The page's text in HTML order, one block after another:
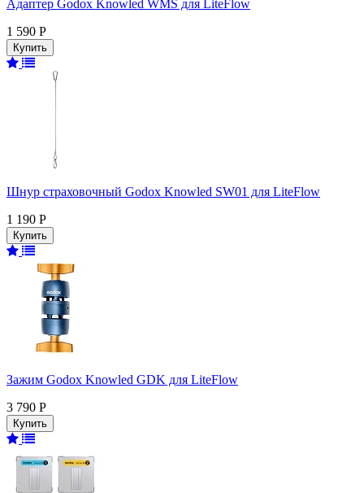
Адаптер Godox Knowled WMS для LiteFlow
1 590 Р
Шнур страховочный Godox Knowled SW01 для LiteFlow
1 190 Р
Зажим Godox Knowled GDK для LiteFlow
3 790 Р